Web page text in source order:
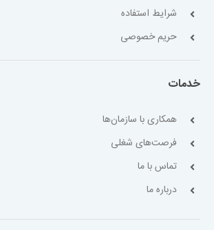
شرایط استفاده
حریم خصوصی
خدمات
همکاری با سازمان‌ها
فرصت‌های شغلی
تماس با ما
درباره ما